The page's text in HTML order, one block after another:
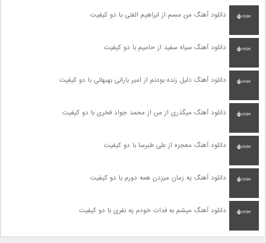
دانلود آهنگ من مسم از ابراهیم الفتی با دو کیفیت
دانلود آهنگ سیاه سفید از حامیم با دو کیفیت
دانلود آهنگ دلیل زنده بودنم از امیر بارانی بهبهانی با دو کیفیت
دانلود آهنگ میگذری از من از محمد جواد فخری با دو کیفیت
دانلود آهنگ معجزه از علی طبرسا با دو کیفیت
دانلود آهنگ یه زمان میزدن همه دورم با دو کیفیت
دانلود آهنگ میشم به فدات خودم یه نفری با دو کیفیت